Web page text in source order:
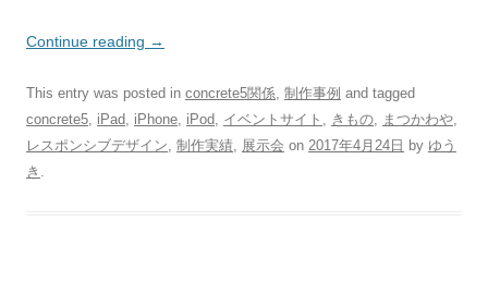
Continue reading →
This entry was posted in concrete5関係, 制作事例 and tagged
concrete5, iPad, iPhone, iPod, イベントサイト , きもの, まつかわや,
レスポンシブデザイン, 制作実績, 展示会 on 2017年4月24日 by ゆう
き .